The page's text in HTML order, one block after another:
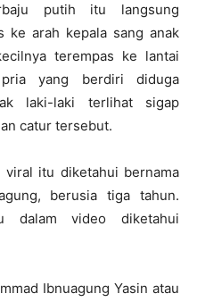
putih itu langsung
ke arah kepala sang anak
terempas ke lantai
yang berdiri diduga
laki-laki terlihat sigap
catur tersebut.
viral itu diketahui bernama
berusia tiga tahun.
dalam video diketahui
Ibnuagung Yasin atau